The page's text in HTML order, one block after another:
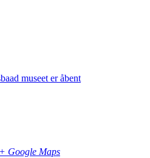
museet er åbent
+ Google Maps